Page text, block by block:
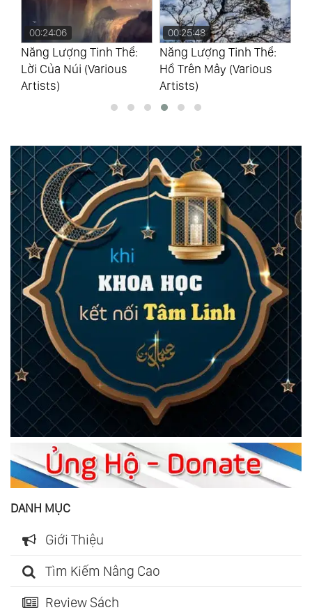
00:24:06
Năng Lượng Tinh Thể:
Lời Của Núi (Various
Artists)
00:25:48
Năng Lượng Tinh Thể:
Hồ Trên Mây (Various
Artists)
DANH MỤC
Giới Thiệu
Tìm Kiếm Nâng Cao
Review Sách